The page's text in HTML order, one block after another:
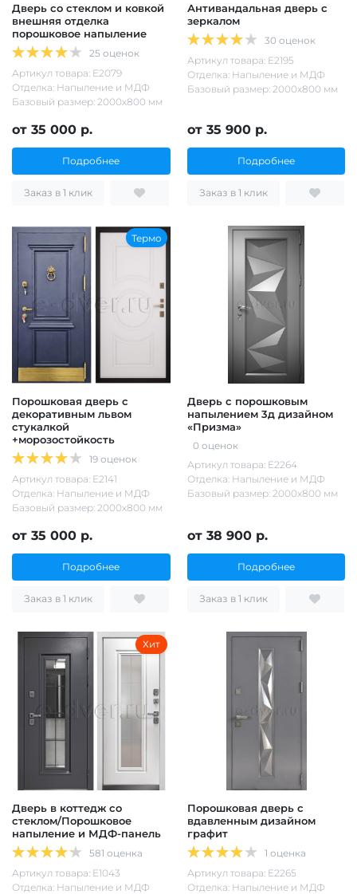
Дверь со стеклом и ковкой
внешняя отделка
порошковое напыление
25 оценок
Артикул товара: Е2079
Отделка: Напыление и МДФ
Базовый размер: 2000х800 мм
от 35 000 р.
Подробнее
Заказ в 1 клик
Антивандальная дверь с
зеркалом
30 оценок
Артикул товара: Е2195
Отделка: Напыление и МДФ
Базовый размер: 2000х800 мм
от 35 900 р.
Подробнее
Заказ в 1 клик
Термо
Порошковая дверь с
декоративным львом
стукалкой
+морозостойкость
19 оценок
Артикул товара: Е2141
Отделка: Напыление и МДФ
Базовый размер: 2000х800 мм
от 35 000 р.
Подробнее
Заказ в 1 клик
Дверь с порошковым
напылением 3д дизайном
«Призма»
0 оценок
Артикул товара: Е2264
Отделка: Напыление и МДФ
Базовый размер: 2000х800 мм
от 38 900 р.
Подробнее
Заказ в 1 клик
Хит
Дверь в коттедж со
стеклом/Порошковое
напыление и МДФ-панель
581 оценка
Артикул товара: Е1043
Отделка: Напыление и МДФ
Порошковая дверь с
вдавленным дизайном
графит
1 оценка
Артикул товара: Е2265
Отделка: Напыление и МДФ